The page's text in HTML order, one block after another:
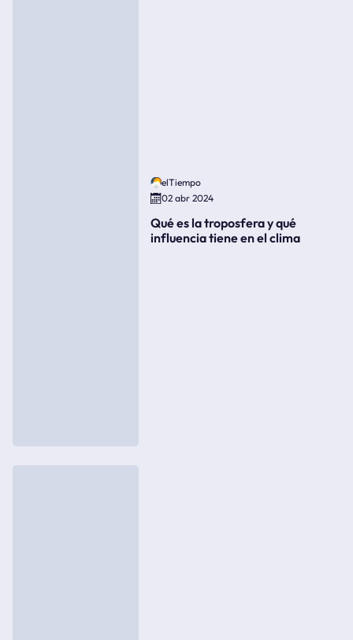
elTiempo
02 abr 2024
Qué es la troposfera y qué
influencia tiene en el clima